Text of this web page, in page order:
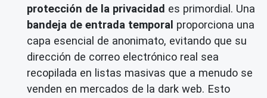
protección de la privacidad es primordial. Una
bandeja de entrada temporal proporciona una
capa esencial de anonimato, evitando que su
dirección de correo electrónico real sea
recopilada en listas masivas que a menudo se
venden en mercados de la dark web. Esto